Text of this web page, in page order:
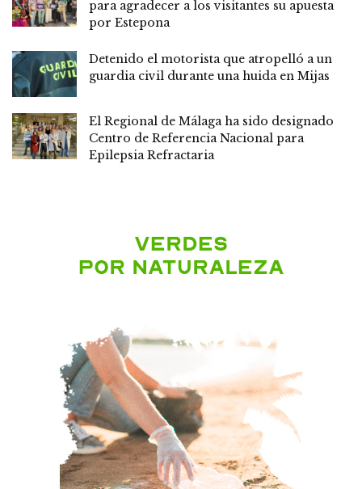
para agradecer a los visitantes su apuesta
por Estepona
Detenido el motorista que atropelló a un
guardia civil durante una huida en Mijas
El Regional de Málaga ha sido designado
Centro de Referencia Nacional para
Epilepsia Refractaria